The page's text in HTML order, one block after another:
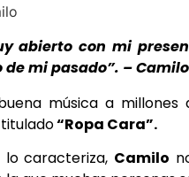
abierto con mi
mi pasado”. – Camilo
música a
“Ropa Cara”.
caracteriza, Camilo